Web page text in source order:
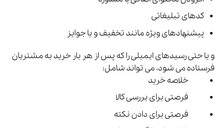
کدهای تبلیغاتی
پیشنهادهای ویژه مانند تخفیف و یا جوایز
و یا حتی رسیدهای ایمیلی را که پس از هر بار خرید به مشتریان
فرستاده می شود، می تواند شامل:
خلاصه خرید
فرصتی برای بررسی کالا
فرصتی برای دادن نکته